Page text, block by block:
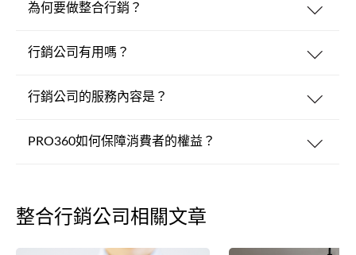
為何要做整合行銷？
行銷公司有用嗎？
行銷公司的服務內容是？
PRO360如何保障消費者的權益？
整合行銷公司相關文章